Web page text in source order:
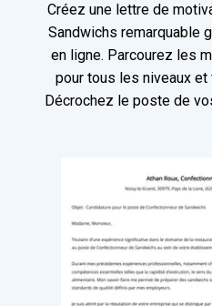
Créez une lettre de
Sandwichs remarquable
en ligne. Parcourez les
pour tous les niveaux
Décrochez le poste de